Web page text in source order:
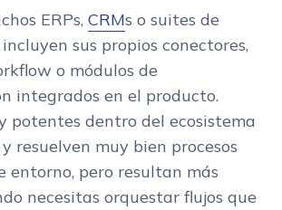
ERPs, CRMs o suites de
sus propios conectores,
o módulos de
integrados en el producto.
potentes dentro del ecosistema
resuelven muy bien procesos
entorno, pero resultan más
necesitas orquestar flujos que